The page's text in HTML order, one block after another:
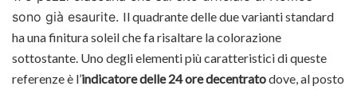
sono già esaurite. Il quadrante delle due varianti standard
ha una finitura soleil che fa risaltare la colorazione
sottostante. Uno degli elementi più caratteristici di queste
referenze è l’indicatore delle 24 ore decentratodove, al posto